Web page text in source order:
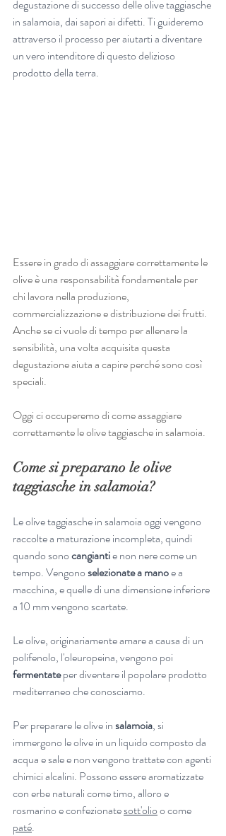
degustazione di successo delle olive taggiasche
in salamoia, dai sapori ai difetti. Ti guideremo
attraverso il processo per aiutarti a diventare
un vero intenditore di questo delizioso
prodotto della terra.
Essere in grado di assaggiare correttamente le
olive è una responsabilità fondamentale per
chi lavora nella produzione,
commercializzazione e distribuzione dei frutti.
Anche se ci vuole di tempo per allenare la
sensibilità, una volta acquisita questa
degustazione aiuta a capire perché sono così
speciali.
Oggi ci occuperemo di come assaggiare
correttamente le olive taggiasche in salamoia.
Come si preparano le olive
taggiasche in salamoia?
Le olive taggiasche in salamoia oggi vengono
raccolte a maturazione incompleta, quindi
quando sono cangianti e non nere come un
tempo. Vengono selezionate a mano e a
macchina, e quelle di una dimensione inferiore
a 10 mm vengono scartate.
Le olive, originariamente amare a causa di un
polifenolo, l'oleuropeina, vengono poi
fermentate per diventare il popolare prodotto
mediterraneo che conosciamo.
Per preparare le olive in salamoia, si
immergono le olive in un liquido composto da
acqua e sale e non vengono trattate con agenti
chimici alcalini. Possono essere aromatizzate
con erbe naturali come timo, alloro e
rosmarino e confezionate sott'olio o come
paté.